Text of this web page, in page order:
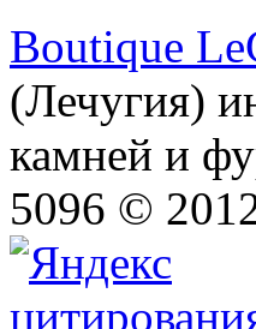
Boutique
(Лечугия)
камней и
5096 ©